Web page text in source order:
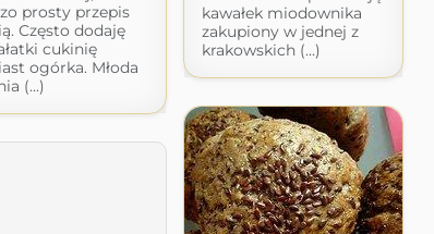
kawałek miodownika
zakupiony w jednej z
krakowskich (...)
prosty przepis
Często dodaję
cukinię
ogórka. Młoda
(...)